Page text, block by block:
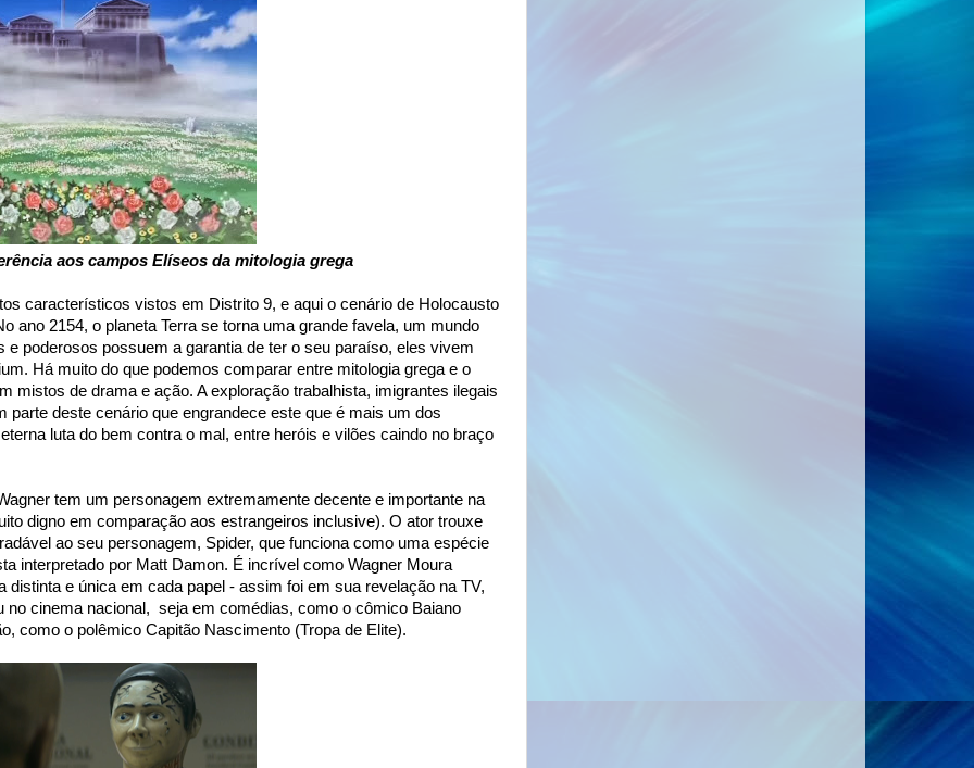
aos campos Elíseos da mitologia grega
característicos vistos em Distrito 9, e aqui o cenário de Holocausto
ano 2154, o planeta Terra se torna uma grande favela, um mundo
poderosos possuem a garantia de ter o seu paraíso, eles vivem
Há muito do que podemos comparar entre mitologia grega e o
mistos de drama e ação. A exploração trabalhista, imigrantes ilegais
deste cenário que engrandece este que é mais um dos
luta do bem contra o mal, entre heróis e vilões caindo no braço
tem um personagem extremamente decente e importante na
digno em comparação aos estrangeiros inclusive). O ator trouxe
ao seu personagem, Spider, que funciona como uma espécie
interpretado por Matt Damon. É incrível como Wagner Moura
e única em cada papel - assim foi em sua revelação na TV,
no cinema nacional, seja em comédias, como o cômico Baiano
como o polêmico Capitão Nascimento (Tropa de Elite).